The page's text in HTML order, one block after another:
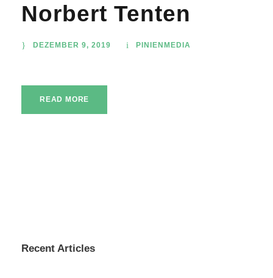
Norbert Tenten
DEZEMBER 9, 2019 PINIENMEDIA
READ MORE
Recent Articles